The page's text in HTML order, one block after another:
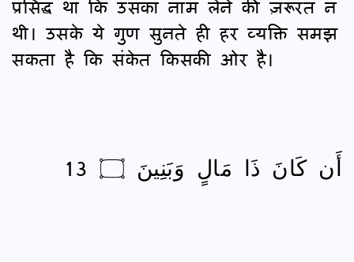
प्रसिद्ध था कि उसका नाम लेने की ज़रूरत न
थी। उसके ये गुण सुनते ही हर व्यक्ति समझ
सकता है कि संकेत किसकी ओर है।
أَن كَانَ ذَا مَالٍ وَبَنِينَ ۝ 13